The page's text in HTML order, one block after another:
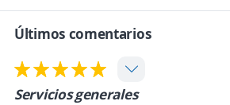
Últimos comentarios
Servicios generales